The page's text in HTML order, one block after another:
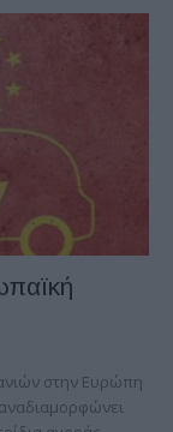
στην Ευρώπη